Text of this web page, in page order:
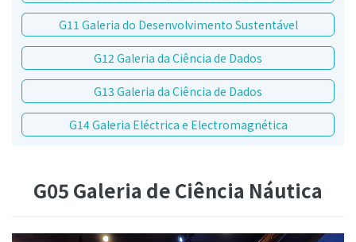
G11 Galeria do Desenvolvimento Sustentável
G12 Galeria da Ciência de Dados
G13 Galeria da Ciência de Dados
G14 Galeria Eléctrica e Electromagnética
G05 Galeria de Ciência Náutica